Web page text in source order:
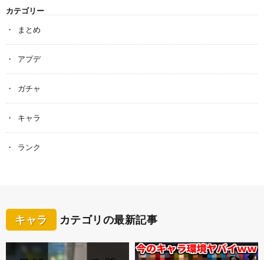
カテゴリー
まとめ
アプデ
ガチャ
キャラ
ランク
キャラ カテゴリの最新記事